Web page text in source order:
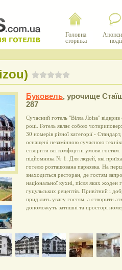
Головна
сторінка
події
Буковель, урочище
287
Сучасний готель "Вілла Лоіза"
році. Готель являє собою
30 номерів різної категорії -
оснащені незамінною сучасною
створити всі комфортні умови
підйомника № 1. Для людей, які
готелю розташована парковка. На
знаходиться ресторан, де гостям
національної кухні, після яких
гуцульських рецептів. Привітний і
приділить увагу гостям, а створити
допоможуть затишні та просторі